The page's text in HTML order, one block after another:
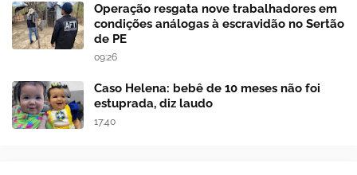
Operação resgata nove trabalhadores em
condições análogas à escravidão no Sertão
de PE
09:26
Caso Helena: bebê de 10 meses não foi
estuprada, diz laudo
17:40